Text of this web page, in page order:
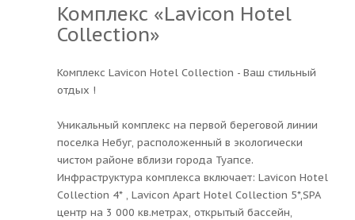
Комплекс «Lavicon Hotel
Collection»
Комплекс Lavicon Hotel Collection - Ваш стильный
отдых !
Уникальный комплекс на первой береговой линии
поселка Небуг, расположенный в экологически
чистом районе вблизи города Туапсе.
Инфраструктура комплекса включает: Lavicon Hotel
Collection 4* , Lavicon Apart Hotel Collection 5*,SPA
центр на 3 000 кв.метрах, открытый бассейн,